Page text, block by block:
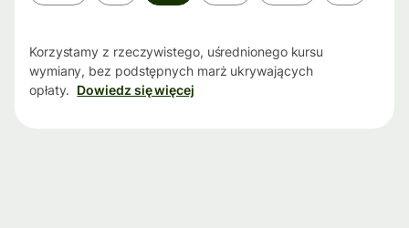
Korzystamy z rzeczywistego, uśrednionego kursu
wymiany, bez podstępnych marż ukrywających
opłaty. Dowiedz się więcej